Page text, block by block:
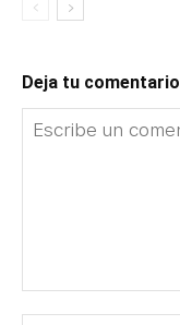
Deja tu comentario